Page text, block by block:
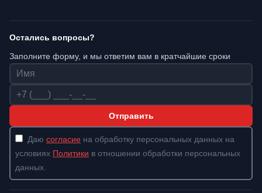
Остались вопросы?
Заполните форму, и мы ответим вам в кратчайшие сроки
Имя
Телефон
Отправить
Даю согласие на обработку персональных данных на
условиях Политики в отношении обработки персональных
данных.